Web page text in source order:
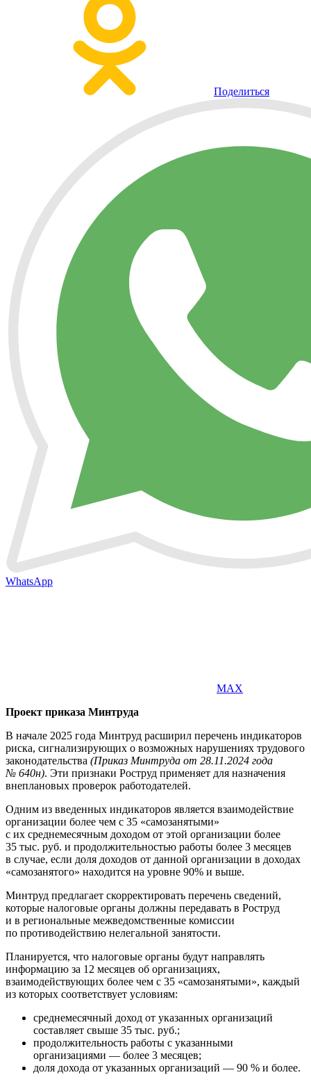
Поделиться
WhatsApp
MAX
Проект приказа Минтруда
В начале 2025 года Минтруд расширил перечень индикаторов
риска, сигнализирующих о возможных нарушениях трудового
законодательства (Приказ Минтруда от 28.11.2024 года
№ 640н). Эти признаки Роструд применяет для назначения
внеплановых проверок работодателей.
Одним из введенных индикаторов является взаимодействие
организации более чем с 35 «самозанятыми»
с их среднемесячным доходом от этой организации более
35 тыс. руб. и продолжительностью работы более 3 месяцев
в случае, если доля доходов от данной организации в доходах
«самозанятого» находится на уровне 90% и выше.
Минтруд предлагает скорректировать перечень сведений,
которые налоговые органы должны передавать в Роструд
и в региональные межведомственные комиссии
по противодействию нелегальной занятости.
Планируется, что налоговые органы будут направлять
информацию за 12 месяцев об организациях,
взаимодействующих более чем с 35 «самозанятыми», каждый
из которых соответствует условиям:
среднемесячный доход от указанных организаций
составляет свыше 35 тыс. руб.;
продолжительность работы с указанными
организациями — более 3 месяцев;
доля дохода от указанных организаций — 90 % и более.